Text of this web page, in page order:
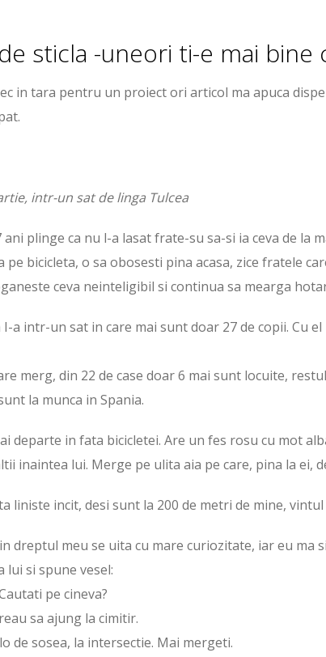
sticla -uneori ti-e mai bine
in tara pentru un proiect ori articol ma apuca
intr-un sat de linga Tulcea
ani plinge ca nu l-a lasat frate-su sa-si ia ceva de la
pe bicicleta, o sa obosesti pina acasa, zice fratele
ceva neinteligibil si continua sa mearga
I-a intr-un sat in care mai sunt doar 27 de copii. Cu
merg, din 22 de case doar 6 mai sunt locuite,
la munca in Spania.
departe in fata bicicletei. Are un fes rosu cu mot
inaintea lui. Merge pe ulita aia pe care, pina la ei,
liniste incit, desi sunt la 200 de metri de mine,
dreptul meu se uita cu mare curiozitate, iar eu ma
lui si spune vesel:
pe cineva?
sa ajung la cimitir.
de sosea, la intersectie. Mai mergeti.